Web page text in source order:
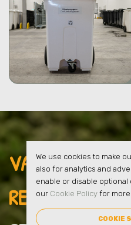
VARFÖR VÄLJA
RECYCLING FÖR
We use cookies to make
also for analytics and
enable or disable optional
our Cookie Policyfor more
COOKIE